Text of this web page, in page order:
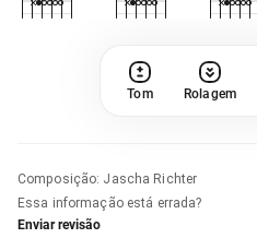
Tom Rolagem
Composição: Jascha Richter
Essa informação está errada?
Enviar revisão